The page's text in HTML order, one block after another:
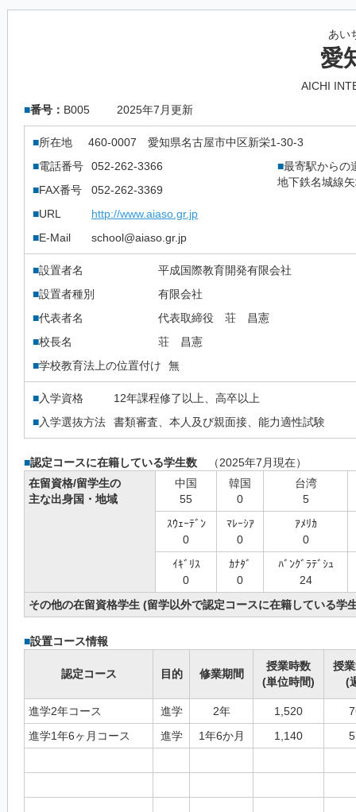
あい
愛
AICHI
■番号： B005 2025年7月更新
■所在地 460-0007
愛知県名古屋市中区新栄1-30-3
■電話番号 052-262-3366 ■最寄駅からの
地下鉄名城線
■FAX番号
052-262-3369
■URL
http://www.aiaso.gr.jp
■E-Mail school@aiaso.gr.jp
■設置者名
平成国際教育開発有限会社
■設置者種別
有限会社
■代表者名
代表取締役 荘 昌憲
■校長名
荘 昌憲
■学校教育法上の位置付け 無
■入学資格
12年課程修了以上、高卒以上
■入学選抜方法 書類審査、本人及び親面接、能力適性試験
■認定コースに在籍している学生数 （2025年7月現在）
在留資格/留学生の
主な出身国・地域
中国
55
韓国
0
台湾
5
ｽｳｪｰﾃﾞﾝ
0
ﾏﾚｰｼｱ
0
ｱﾒﾘｶ
0
ｲｷﾞﾘｽ
0
ｶﾅﾀﾞ
0
ﾊﾞﾝｸﾞﾗﾃﾞｼｭ
24
その他の在留資格学生 (留学以外で認定コースに在籍している学
■設置コース情報
認定コース 目的 修業期間
授業時数
(単位時間)
授
(
進学2年コース 進学 2年 1,520
進学1年6ヶ月コース
進学 1年6か月 1,140